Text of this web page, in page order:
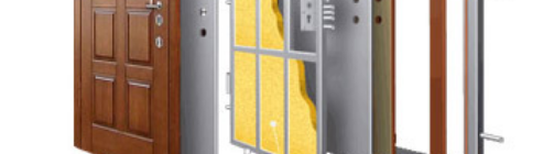
Утепление дверной коробки
Перенос звонка